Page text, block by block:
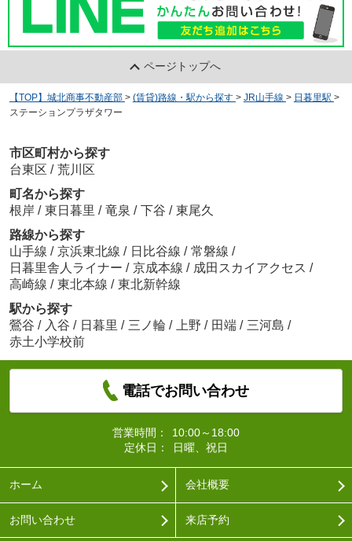
ページトップへ
【TOP】城北商事不動産部 > (賃貸)路線・駅から探す > JR山手線 > 日暮里駅 >
ステーションプラザタワー
市区町村から探す
台東区 / 荒川区
町名から探す
根岸 / 東日暮里 / 竜泉 / 下谷 / 東尾久
路線から探す
山手線 / 京浜東北線 / 日比谷線 / 常磐線 /
日暮里舎人ライナー / 京成本線 / 成田スカイアクセス /
高崎線 / 東北本線 / 東北新幹線
駅から探す
鶯谷 / 入谷 / 日暮里 / 三ノ輪 / 上野 / 田端 / 三河島 /
赤土小学校前
電話でお問い合わせ
営業時間：
10:00～18:00
定休日：
日曜、祝日
ホーム 会社概要
お問い合わせ 来店予約